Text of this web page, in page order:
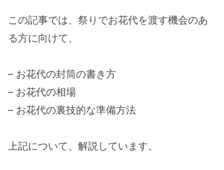
この記事では、祭りでお花代を渡す機会のあ
る方に向けて、
– お花代の封筒の書き方
– お花代の相場
– お花代の裏技的な準備方法
上記について、解説しています。